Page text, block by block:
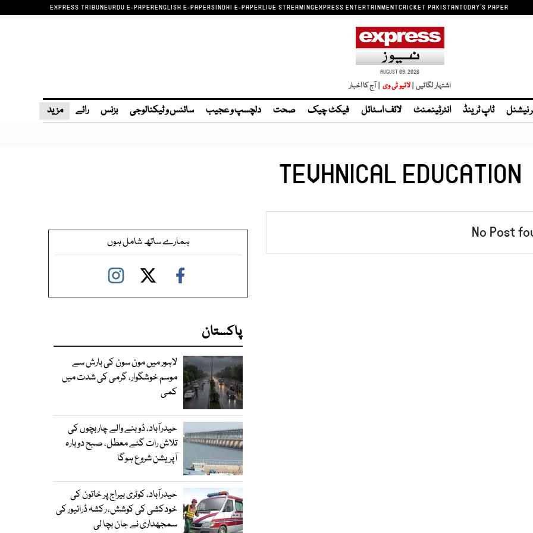
EXPRESS TRIBUNEURDU E-PAPERENGLISH E-PAPERSINDHI E-PAPERLIVE STREAMINGEXPRESS ENTERTAINMENTCRICKET PAKISTANTODAY'S PAPER
AUGUST 09, 2026
اشتہار لگائیں | | آج کا اخبار
نیشنل ٹاپ ٹرینڈ انٹرٹینمنٹ لائف اسٹائل فیکٹ چیک صحت دلچسپ و عجیب سائنس و ٹیکنالوجی بزنس رائے مزید
TEVHNICAL EDUCATION
No Post ہمارے ساتھ شامل ہوں
پاکستان
لاہور میں مون سون کی بارش سے
موسم خوشگوار، گرمی کی شدت میں
کمی
حیدرآباد، ڈوبنے والے چار بچوں کی
تلاش رات گئے معطل، صبح دوبارہ
آپریشن شروع ہوگا
حیدرآباد، کوٹری بیراج پر خاتون کی
خودکشی کی کوشش، رکشہ ڈرائیور کی
سمجھداری نے جان بچا لی